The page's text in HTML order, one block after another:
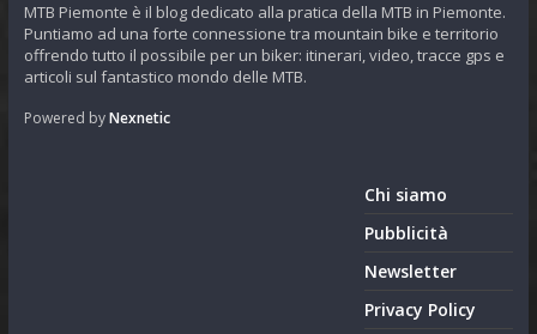
MTB Piemonte è il blog dedicato alla pratica della MTB in Piemonte.
Puntiamo ad una forte connessione tra mountain bike e territorio
offrendo tutto il possibile per un biker: itinerari, video, tracce gps e
articoli sul fantastico mondo delle MTB.
Powered byNexnetic
Chi siamo
Pubblicità
Newsletter
Privacy Policy